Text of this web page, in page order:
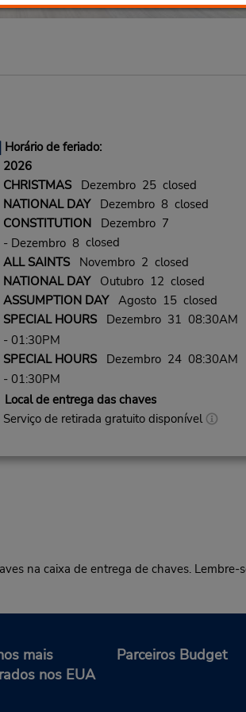
Horário de feriado:
2026
CHRISTMASDezembro 25 closed
NATIONAL DAYDezembro 8 closed
CONSTITUTIONDezembro 7
- Dezembro 8 closed
ALL SAINTSNovembro 2 closed
NATIONAL DAYOutubro 12 closed
ASSUMPTION DAYAgosto 15 closed
SPECIAL HOURSDezembro 31 08:30AM
- 01:30PM
SPECIAL HOURSDezembro 24 08:30AM
- 01:30PM
Local de entrega das chaves
Serviço de retirada gratuito disponível
na caixa de entrega de chaves.
mais
nos EUA
Parceiros Budget